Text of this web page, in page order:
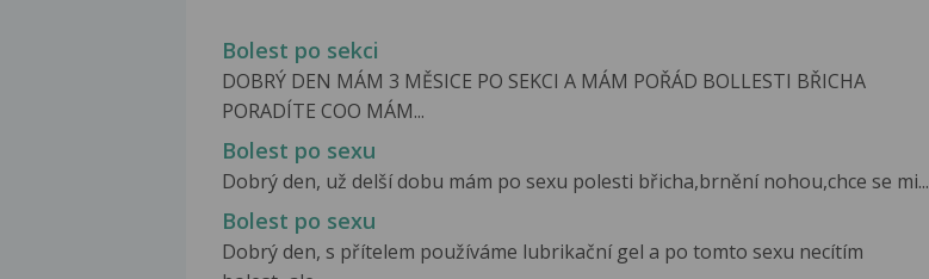
Bolest po sekci
DOBRÝ DEN MÁM 3 MĚSICE PO SEKCI A MÁM POŘÁD BOLLESTI BŘICHA
PORADÍTE COO MÁM...
Bolest po sexu
Dobrý den, už delší dobu mám po sexu polesti břicha,brnění nohou,chce se mi...
Bolest po sexu
Dobrý den, s přítelem používáme lubrikační gel a po tomto sexu necítím